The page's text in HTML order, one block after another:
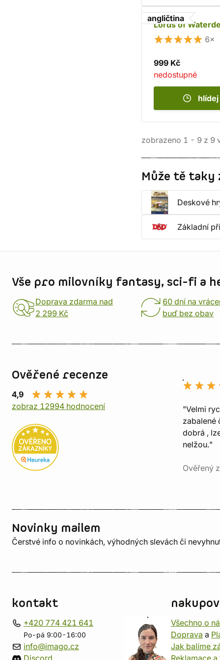
angličtina
Lords of
6×
999 Kč
nedostupné
hlídej
zobrazeno 1 - 9 z 9
Může tě
Deskové
Základní
Vše pro milovníky fantasy, sci-fi a
Doprava zdarma nad
2 299 Kč
60 dní na
buď bez obav
Ověřené recenze
4,9
zobraz 12994 hodnocení
"Velmi
zabalené
dobrá ,
nelžou."
Ověřený
Novinky mailem
Čerstvé info o novinkách, výhodných slevách či
kontakt
+420 774 421 641
Po-pá 9:00-16:00
info@imago.cz
Discord
Všechno o
Doprava a
Jak balíme
Reklamace